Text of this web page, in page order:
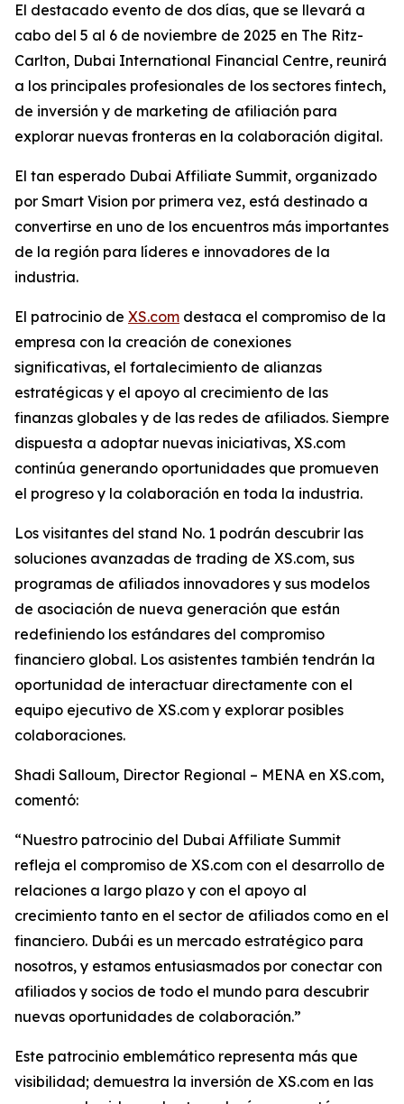
El destacado evento de dos días, que se llevará a
cabo del 5 al 6 de noviembre de 2025 en The Ritz-
Carlton, Dubai International Financial Centre, reunirá
a los principales profesionales de los sectores fintech,
de inversión y de marketing de afiliación para
explorar nuevas fronteras en la colaboración digital.
El tan esperado Dubai Affiliate Summit, organizado
por Smart Vision por primera vez, está destinado a
convertirse en uno de los encuentros más importantes
de la región para líderes e innovadores de la
industria.
El patrocinio de XS.com destaca el compromiso de la
empresa con la creación de conexiones
significativas, el fortalecimiento de alianzas
estratégicas y el apoyo al crecimiento de las
finanzas globales y de las redes de afiliados. Siempre
dispuesta a adoptar nuevas iniciativas, XS.com
continúa generando oportunidades que promueven
el progreso y la colaboración en toda la industria.
Los visitantes del stand No. 1 podrán descubrir las
soluciones avanzadas de trading de XS.com, sus
programas de afiliados innovadores y sus modelos
de asociación de nueva generación que están
redefiniendo los estándares del compromiso
financiero global. Los asistentes también tendrán la
oportunidad de interactuar directamente con el
equipo ejecutivo de XS.com y explorar posibles
colaboraciones.
Shadi Salloum, Director Regional – MENA en XS.com,
comentó:
“Nuestro patrocinio del Dubai Affiliate Summit
refleja el compromiso de XS.com con el desarrollo de
relaciones a largo plazo y con el apoyo al
crecimiento tanto en el sector de afiliados como en el
financiero. Dubái es un mercado estratégico para
nosotros, y estamos entusiasmados por conectar con
afiliados y socios de todo el mundo para descubrir
nuevas oportunidades de colaboración.”
Este patrocinio emblemático representa más que
visibilidad; demuestra la inversión de XS.com en las